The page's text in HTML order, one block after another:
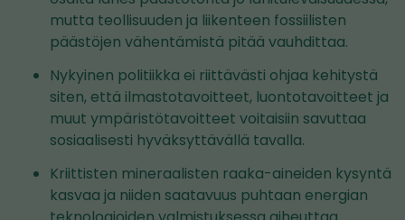
mutta teollisuuden ja liikenteen fossiilisten
päästöjen vähentämistä pitää vauhdittaa.
Nykyinen politiikka ei riittävästi ohjaa kehitystä
siten, että ilmastotavoitteet, luontotavoitteet ja
muut ympäristötavoitteet voitaisiin savuttaa
sosiaalisesti hyväksyttävällä tavalla.
Kriittisten mineraalisten raaka-aineiden kysyntä
kasvaa ja niiden saatavuus puhtaan energian